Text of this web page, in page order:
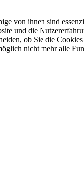
von ihnen sind
und die
ob Sie die
nicht mehr alle